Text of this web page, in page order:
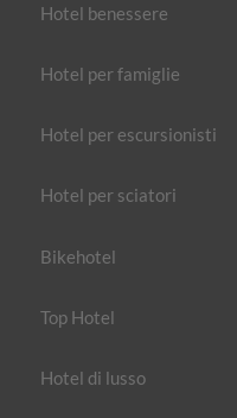
Hotel benessere
Hotel per famiglie
Hotel per escursionisti
Hotel per sciatori
Bikehotel
Top Hotel
Hotel di lusso